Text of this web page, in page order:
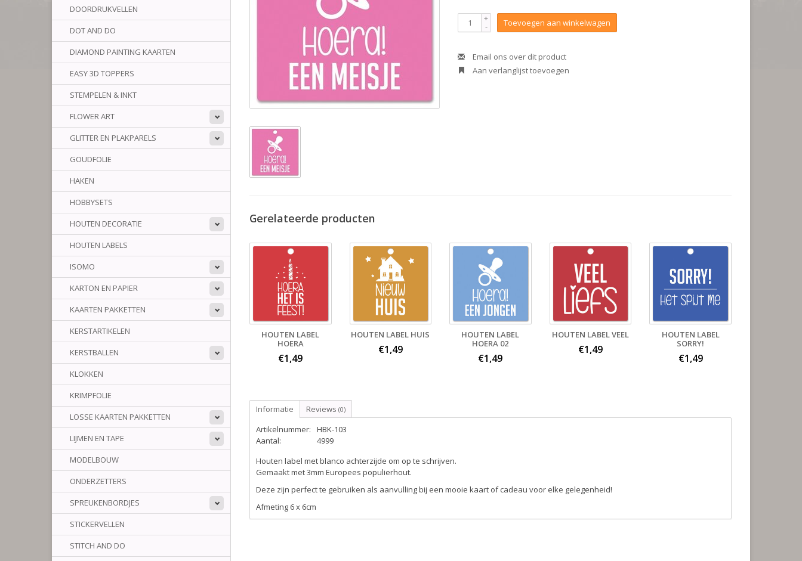
DOORDRUKVELLEN
DOT AND DO
DIAMOND PAINTING KAARTEN
EASY 3D TOPPERS
STEMPELEN & INKT
FLOWER ART
GLITTER EN PLAKPARELS
GOUDFOLIE
HAKEN
HOBBYSETS
HOUTEN DECORATIE
HOUTEN LABELS
ISOMO
KARTON EN PAPIER
KAARTEN PAKKETTEN
KERSTARTIKELEN
KERSTBALLEN
KLOKKEN
KRIMPFOLIE
LOSSE KAARTEN PAKKETTEN
LIJMEN EN TAPE
MODELBOUW
ONDERZETTERS
SPREUKENBORDJES
STICKERVELLEN
STITCH AND DO
+
- Toevoegen aan winkelwagen
Email ons over dit product
Aan verlanglijst toevoegen
Gerelateerde producten
HOUTEN LABEL
HOERA
€1,49
HOUTEN LABEL HUIS
€1,49
HOUTEN LABEL
HOERA 02
€1,49
HOUTEN LABEL VEEL
€1,49
HOUTEN LABEL
SORRY!
€1,49
Informatie Reviews (0)
Artikelnummer:
HBK-103
Aantal:
4999
Houten label met blanco achterzijde om op te schrijven.
Gemaakt met 3mm Europees populierhout.
Deze zijn perfect te gebruiken als aanvulling bij een mooie kaart of cadeau voor elke gelegenheid!
Afmeting 6 x 6cm